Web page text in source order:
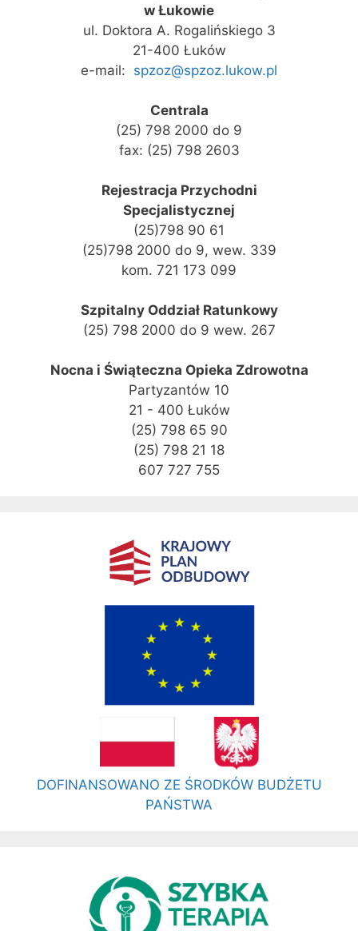
w Łukowie
ul. Doktora A. Rogalińskiego 3
21-400 Łuków
e-mail: spzoz@spzoz.lukow.pl
Centrala
(25) 798 2000 do 9
fax: (25) 798 2603
Rejestracja Przychodni
Specjalistycznej
(25)798 90 61
(25)798 2000 do 9, wew. 339
kom. 721 173 099
Szpitalny Oddział Ratunkowy
(25) 798 2000 do 9 wew. 267
Nocna i Świąteczna Opieka Zdrowotna
Partyzantów 10
21 - 400 Łuków
(25) 798 65 90
(25) 798 21 18
607 727 755
DOFINANSOWANO ZE ŚRODKÓW BUDŻETU
PAŃSTWA